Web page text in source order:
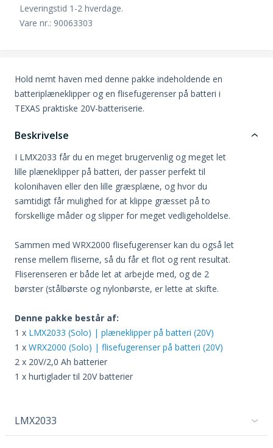
Leveringstid 1-2 hverdage.
Vare nr.: 90063303
Hold nemt haven med denne pakke indeholdende en
batteriplæneklipper og en flisefugerenser på batteri i
TEXAS praktiske 20V-batteriserie.
Beskrivelse
I LMX2033 får du en meget brugervenlig og meget let
lille plæneklipper på batteri, der passer perfekt til
kolonihaven eller den lille græsplæne, og hvor du
samtidigt får mulighed for at klippe græsset på to
forskellige måder og slipper for meget vedligeholdelse.
Sammen med WRX2000 flisefugerenser kan du også let
rense mellem fliserne, så du får et flot og rent resultat.
Fliserenseren er både let at arbejde med, og de 2
børster (stålbørste og nylonbørste, er lette at skifte.
Denne pakke består af:
1 x LMX2033 (Solo) | plæneklipper på batteri (20V)
1 x WRX2000 (Solo) | flisefugerenser på batteri (20V)
2 x 20V/2,0 Ah batterier
1 x hurtiglader til 20V batterier
LMX2033